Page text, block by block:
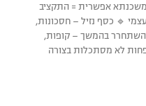
אפשרית = התקציב
מיפוי ההון העצמי 🔹 כסף נזיל – חסכונות,
בהמשך – קופות,
לא מסתכלות בצורה